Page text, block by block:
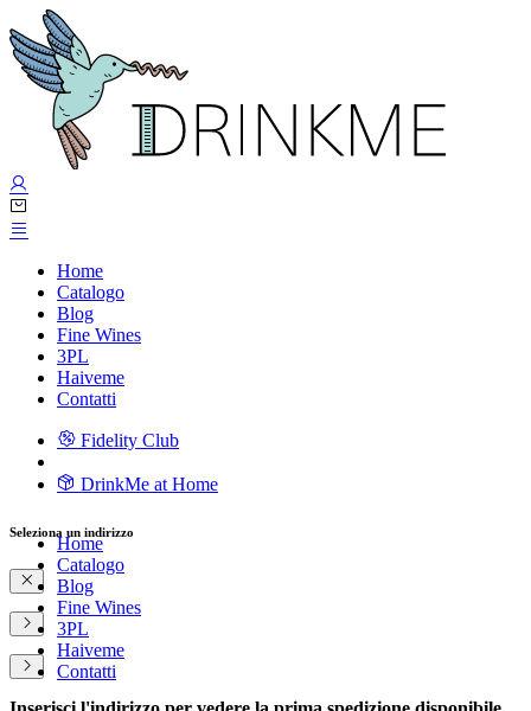
Home
Catalogo
Blog
Fine Wines
3PL
Haiveme
Contatti
Fidelity Club
DrinkMe at Home
Home
Catalogo
Blog
Fine Wines
3PL
Haiveme
Contatti
Seleziona un indirizzo